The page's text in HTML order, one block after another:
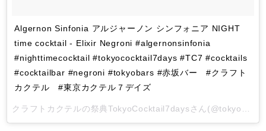
Algernon Sinfonia アルジャーノン シンフォニア NIGHT
time cocktail - Elixir Negroni #algernonsinfonia
#nighttimecocktail #tokyococktail7days #TC7 #cocktails
#cocktailbar #negroni #tokyobars #赤坂バー #クラフト
カクテル #東京カクテル７デイズ
クラフトカクテルの祭典TokyoCocktail7days さん(@tokyococktail7days)がシェアした投稿 -